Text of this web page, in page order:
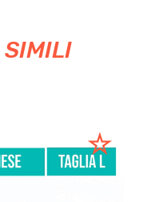
SIMILI